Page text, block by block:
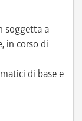
soggetta a
in corso di
di base e